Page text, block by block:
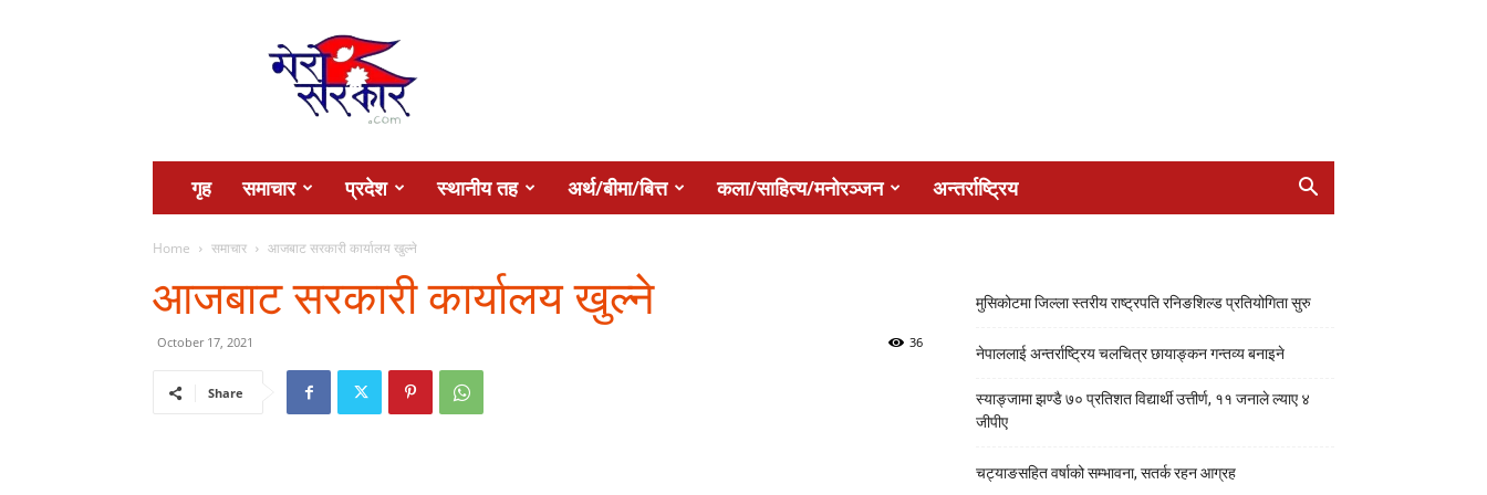
गृह समाचार प्रदेश स्थानीय तह अर्थ/बीमा/बित्त कला/साहित्य/मनोरञ्जन अन्तर्राष्ट्रिय
Home समाचार आजबाट सरकारी कार्यालय खुल्ने
आजबाट सरकारी कार्यालय खुल्ने
October 17, 2021 36
Share
मुसिकोटमा जिल्ला स्तरीय राष्ट्रपति रनिङशिल्ड प्रतियोगिता सुरु
नेपाललाई अन्तर्राष्ट्रिय चलचित्र छायाङ्कन गन्तव्य बनाइने
स्याङ्जामा झण्डै ७० प्रतिशत विद्यार्थी उत्तीर्ण, ११ जनाले ल्याए ४
जीपीए
चट्याङसहित वर्षाको सम्भावना, सतर्क रहन आग्रह